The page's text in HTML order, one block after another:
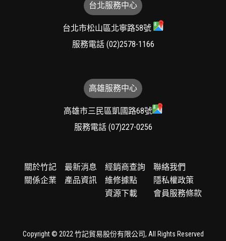
台北服務中心
台北市松山區北寧路58號
服務電話 (02)2578-1166
高雄服務中心
高雄市三民區凱國路68號
服務電話 (07)227-0256
關於竹記
關係企業
最新消息
產品資訊
經銷商查詢
維修據點
資源下載
聯絡我們
隱私權政策
會員服務條款
Copyright © 2022 竹記貿易股份有限公司, All Rights Reserved